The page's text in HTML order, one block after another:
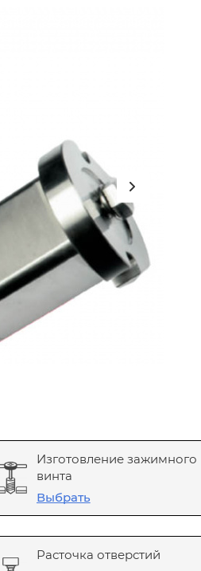
Изготовление зажимного
винта
Выбрать
Расточка отверстий